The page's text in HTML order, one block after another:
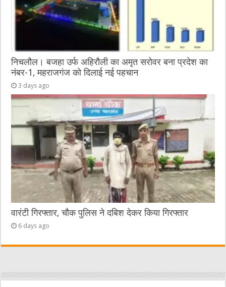
निचलौल। बजहा उर्फ अहिरौली का अमृत सरोवर बना प्रदेश का
नंबर-1, महराजगंज को दिलाई नई पहचान
3 days ago
वारंटी गिरफ्तार, चौक पुलिस ने दबिश देकर किया गिरफ्तार
6 days ago